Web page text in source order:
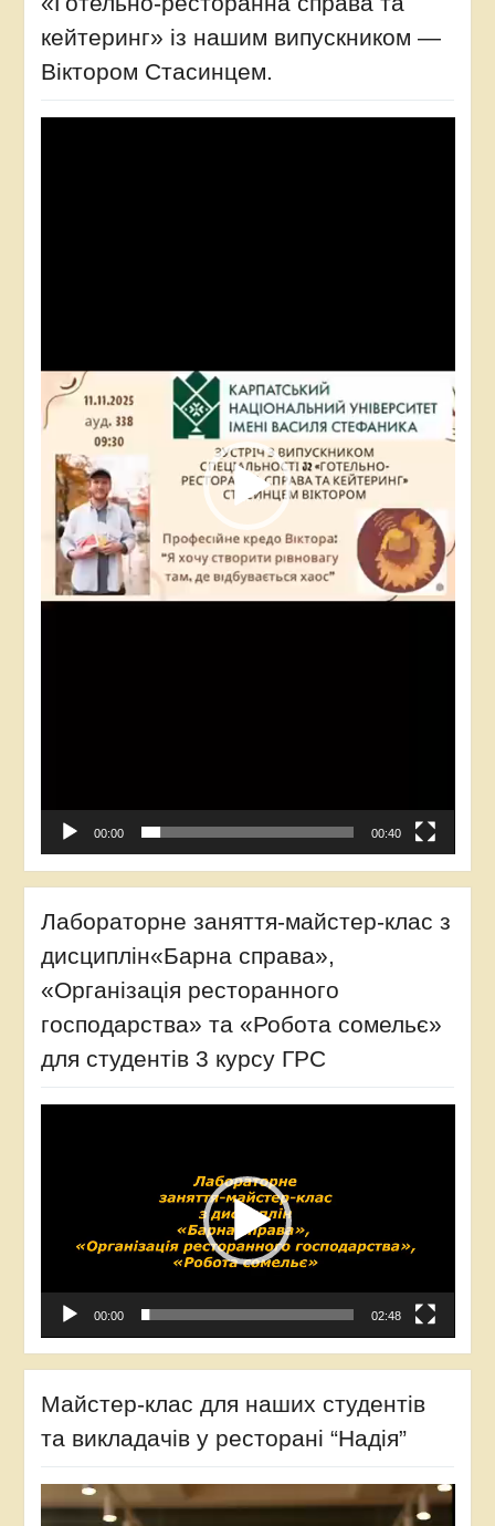
кейтеринг» із нашим випускником —
Віктором Стасинцем.
00:00 00:40
Лабораторне заняття-майстер-клас з
дисциплін«Барна справа»,
«Організація ресторанного
господарства» та «Робота сомельє»
для студентів 3 курсу ГРС
00:00 02:48
Майстер-клас для наших студентів
та викладачів у ресторані “Надія”
Відеопрогравач